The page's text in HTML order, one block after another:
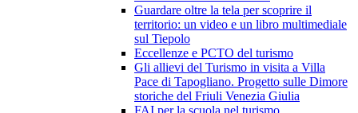
Guardare oltre la tela per scoprire il
territorio: un video e un libro multimediale
sul Tiepolo
Eccellenze e PCTO del turismo
Gli allievi del Turismo in visita a Villa
Pace di Tapogliano. Progetto sulle Dimore
storiche del Friuli Venezia Giulia